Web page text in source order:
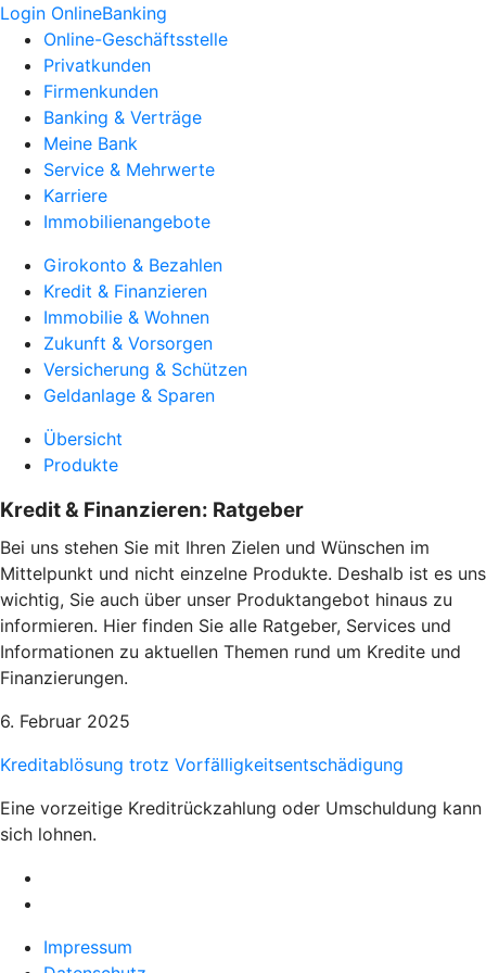
Login OnlineBanking
Online-Geschäftsstelle
Privatkunden
Firmenkunden
Banking & Verträge
Meine Bank
Service & Mehrwerte
Karriere
Immobilienangebote
Girokonto & Bezahlen
Kredit & Finanzieren
Immobilie & Wohnen
Zukunft & Vorsorgen
Versicherung & Schützen
Geldanlage & Sparen
Übersicht
Produkte
Kredit & Finanzieren: Ratgeber
Bei uns stehen Sie mit Ihren Zielen und Wünschen im
Mittelpunkt und nicht einzelne Produkte. Deshalb ist es uns
wichtig, Sie auch über unser Produktangebot hinaus zu
informieren. Hier finden Sie alle Ratgeber, Services und
Informationen zu aktuellen Themen rund um Kredite und
Finanzierungen.
6. Februar 2025
Kreditablösung trotz Vorfälligkeitsentschädigung
Eine vorzeitige Kreditrückzahlung oder Umschuldung kann
sich lohnen.
Impressum